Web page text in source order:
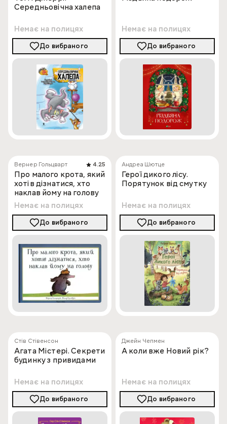
Середньовічна халепа
Немає на полицях
До вибраного
Немає на полицях
До вибраного
Вернер Гольцварт 4.25
Про малого крота, який
хотів дізнатися, хто
наклав йому на голову
Немає на полицях
До вибраного
Андреа Шютце
Герої дикого лісу.
Порятунок від смутку
Немає на полицях
До вибраного
Стів Стівенсон
Агата Містері. Секрети
будинку з привидами
Немає на полицях
До вибраного
Джейн Чепмен
А коли вже Новий рік?
Немає на полицях
До вибраного